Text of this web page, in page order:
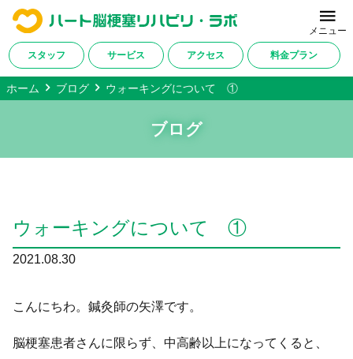
ホーム
料金プラン
アクセス
会社概要
メニュー
スタッフ サービス アクセス 料金プラン
ホーム ブログ ウォーキングについて ①
ブログ
ウォーキングについて ①
2021.08.30
こんにちわ。鍼灸師の矢澤です。
脳梗塞患者さんに限らず、中高齢以上になってくると、